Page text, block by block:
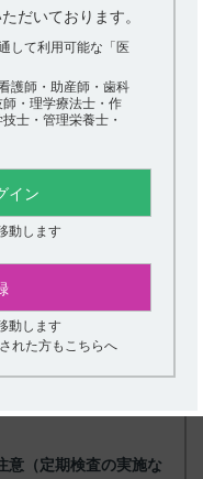
万電子添文 2022年2月
る注意 7．1
万電子添文 2022年2月
する注意 7．2
万インタビューフォー
関する項目 4．用法及
万電子添文 2022年2月
薬剤調製時の注意 14．
万電子添文 2022年2月
薬剤調製時の注意 14．
意（定期検査の実施な
だいております。
して利用可能な「医
護師・助産師・歯科
・理学療法士・作
士・管理栄養士・
イン
動します
動します
れた方もこちらへ